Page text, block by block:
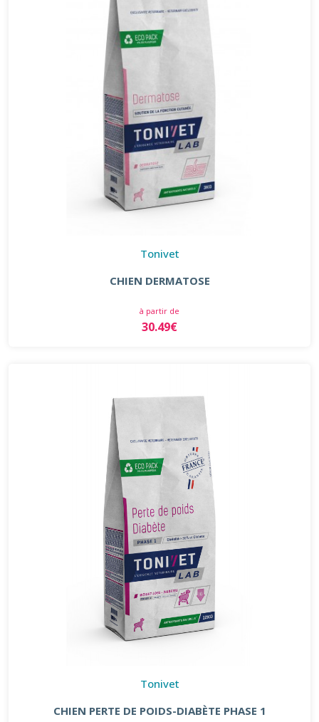
Tonivet
CHIEN DERMATOSE
à partir de
30.49€
Tonivet
CHIEN PERTE DE POIDS-DIABÈTE PHASE 1